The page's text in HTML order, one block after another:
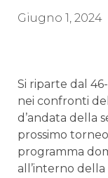
Giugno 1, 2024
Si riparte dal
nei confronti
d’andata della
prossimo
programma
all’interno